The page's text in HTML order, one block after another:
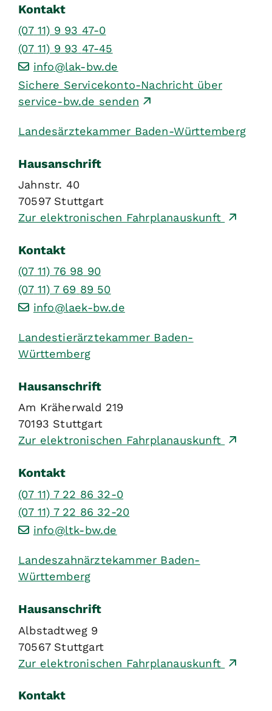
Kontakt
(07 11) 9 93 47-0
(07 11) 9 93 47-45
info@lak-bw.de
Sichere Servicekonto-Nachricht über
service-bw.de senden
Landesärztekammer Baden-Württemberg
Hausanschrift
Jahnstr. 40
70597 Stuttgart
Zur elektronischen Fahrplanauskunft
Kontakt
(07 11) 76 98 90
(07 11) 7 69 89 50
info@laek-bw.de
Landestierärztekammer Baden-
Württemberg
Hausanschrift
Am Kräherwald 219
70193 Stuttgart
Zur elektronischen Fahrplanauskunft
Kontakt
(07 11) 7 22 86 32-0
(07 11) 7 22 86 32-20
info@ltk-bw.de
Landeszahnärztekammer Baden-
Württemberg
Hausanschrift
Albstadtweg 9
70567 Stuttgart
Zur elektronischen Fahrplanauskunft
Kontakt